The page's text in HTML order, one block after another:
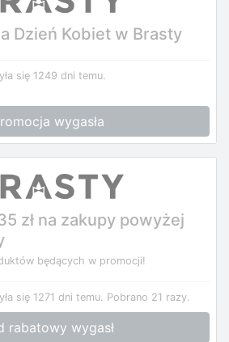
Dzień Kobiet w Brasty
się 1249 dni temu.
wygasła
zł na zakupy powyżej
będących w promocji!
się 1271 dni temu. Pobrano 21 razy.
rabatowy wygasł